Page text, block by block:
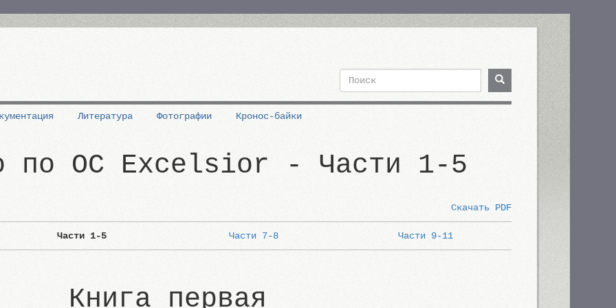
Форма
Поиск Поиск
Литература Фотографии Кронос-байки
по ОС Excelsior - Части 1-5
Скачать PDF
Части 1-5 Части 7-8 Части 9-11
Книга первая